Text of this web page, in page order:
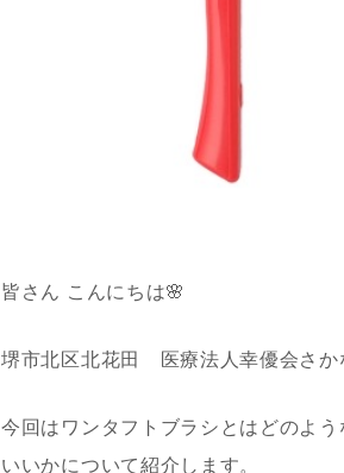
皆さん こんにちは🌸
堺市北区北花田 医療法人幸優会さ
今回はワンタフトブラシとはどのよ
いいかについて紹介します。